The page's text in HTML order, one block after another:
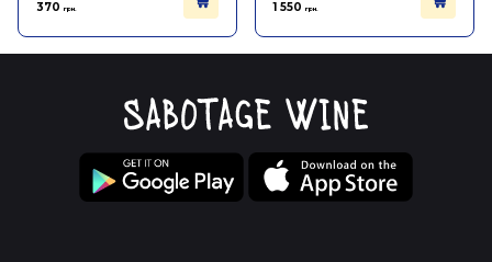
370 грн. 1 550 грн.